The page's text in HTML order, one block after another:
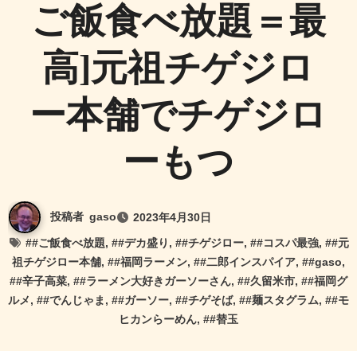
ご飯食べ放題＝最
高]元祖チゲジロ
ー本舗でチゲジロ
ーもつ
投稿者 gaso
2023年4月30日
##ご飯食べ放題, ##デカ盛り , ##チゲジロー, ##コスパ最強, ##元
祖チゲジロー本舗, ##福岡ラーメン, ##二郎インスパイア, ##gaso,
##辛子高菜, ##ラーメン大好きガーソーさん, ##久留米市, ##福岡グ
ルメ, ##でんじゃま , ##ガーソー, ##チゲそば, ##麺スタグラム, ##モ
ヒカンらーめん, ##替玉